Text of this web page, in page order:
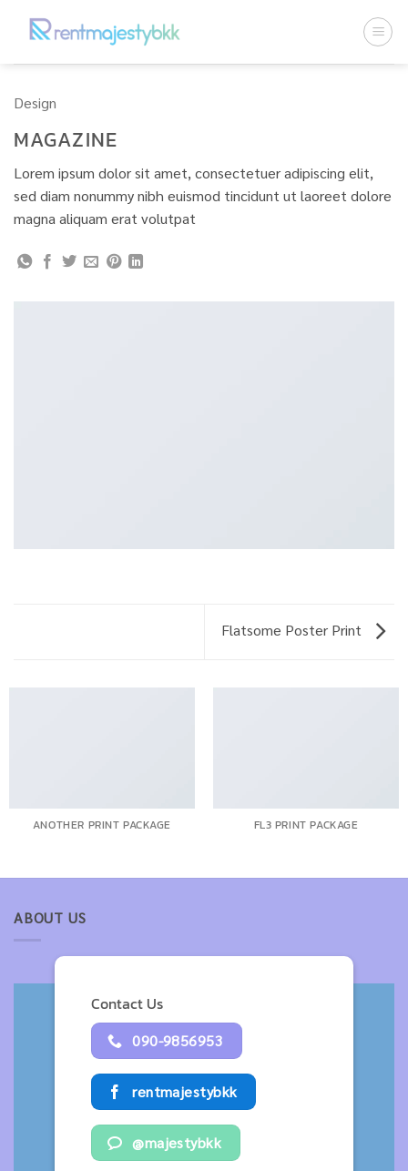
Design
MAGAZINE
Lorem ipsum dolor sit amet, consectetuer adipiscing elit,
sed diam nonummy nibh euismod tincidunt ut laoreet dolore
magna aliquam erat volutpat
Flatsome Poster Print
ANOTHER PRINT PACKAGE FL3 PRINT PACKAGE
ABOUT US
Contact Us
090-9856953
rentmajestybkk
@majestybkk